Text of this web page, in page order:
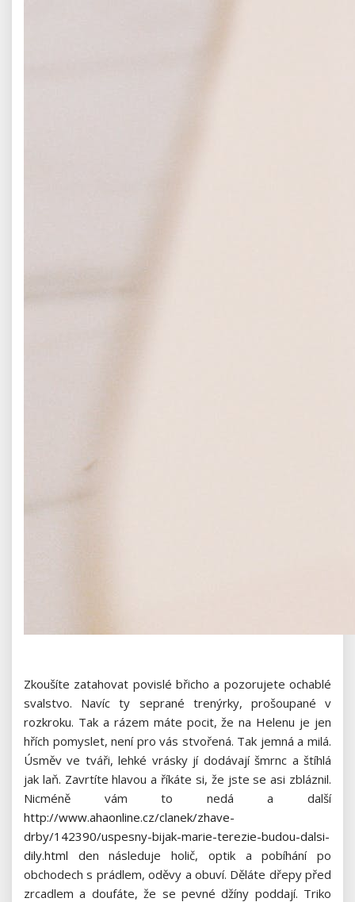
Zkoušíte zatahovat povislé břicho a pozorujete ochablé
svalstvo. Navíc ty seprané trenýrky, prošoupané v
rozkroku. Tak a rázem máte pocit, že na Helenu je jen
hřích pomyslet, není pro vás stvořená. Tak jemná a milá.
Úsměv ve tváři, lehké vrásky jí dodávají šmrnc a štíhlá
jak laň. Zavrtíte hlavou a říkáte si, že jste se asi zbláznil.
Nicméně vám to nedá a další
http://www.ahaonline.cz/clanek/zhave-
drby/142390/uspesny-bijak-marie-terezie-budou-dalsi-
dily.html den následuje holič, optik a pobíhání po
obchodech s prádlem, oděvy a obuví. Děláte dřepy před
zrcadlem a doufáte, že se pevné džíny poddají. Triko